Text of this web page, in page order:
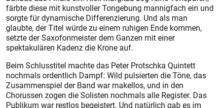
färbte diese mit kunstvoller Tongebung mannigfach ein und
sorgte für dynamische Differenzierung. Und als man
glaubte, der Titel würde zu einem ruhigen Ende kommen,
setzte der Saxofonmeister dem Ganzen mit einer
spektakulären Kadenz die Krone auf.
Beim Schlusstitel machte das Peter Protschka Quintett
nochmals ordentlich Dampf: Wild pulsierten die Töne, das
Zusammenspiel der Band war makellos, und in den
Chorussen zogen die Solisten nochmals alle Register. Das
Publikum war restlos begeistert. Und natürlich gab es im